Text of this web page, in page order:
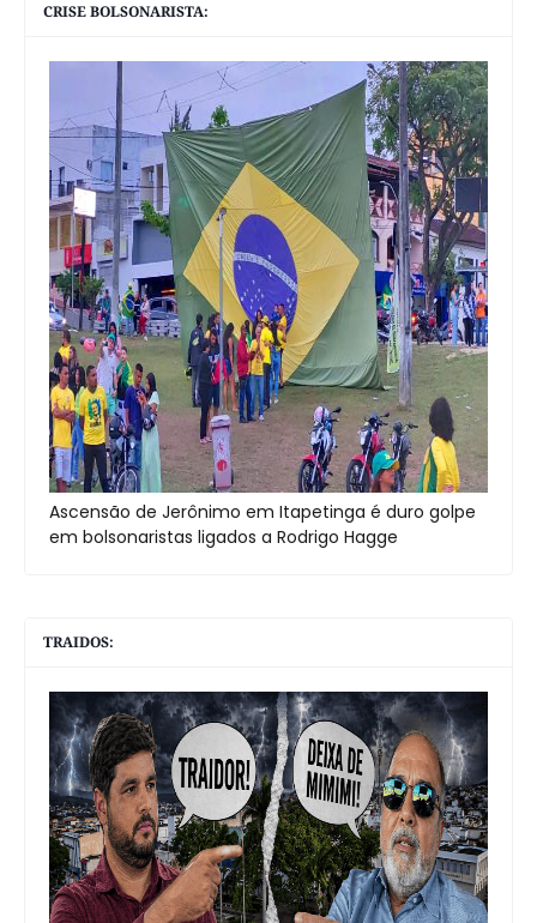
CRISE BOLSONARISTA:
Ascensão de Jerônimo em Itapetinga é duro golpe
em bolsonaristas ligados a Rodrigo Hagge
TRAIDOS: